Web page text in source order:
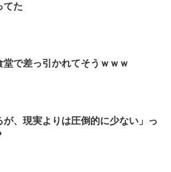
てた
で差っ引かれてそうｗｗｗ
が、現実よりは圧倒的に少ない」っ